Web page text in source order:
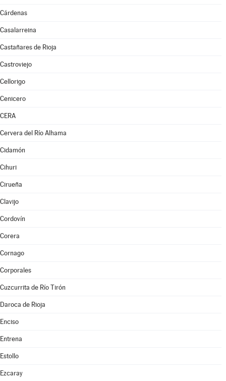
Cárdenas
Casalarreina
Castañares de Rioja
Castroviejo
Cellorigo
Cenicero
CERA
Cervera del Río Alhama
Cidamón
Cihuri
Cirueña
Clavijo
Cordovín
Corera
Cornago
Corporales
Cuzcurrita de Río Tirón
Daroca de Rioja
Enciso
Entrena
Estollo
Ezcaray